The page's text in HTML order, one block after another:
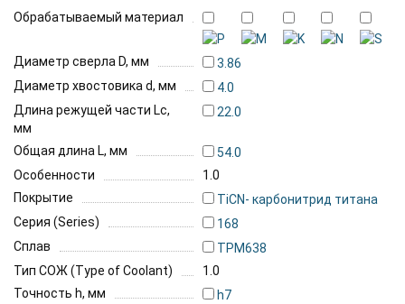
Обрабатываемый материал
Диаметр сверла D, мм
3.86
Диаметр хвостовика d, мм
4.0
Длина режущей части Lc,
мм
22.0
Общая длина L, мм
54.0
Особенности
1.0
Покрытие
TiCN- карбонитрид титана
Серия (Series)
168
Сплав
TPM638
Тип СОЖ (Type of Coolant)
1.0
Точность h, мм
h7